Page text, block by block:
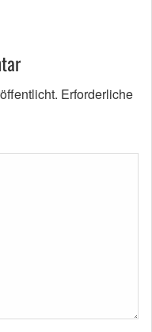
Erforderliche